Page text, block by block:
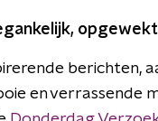
berichten,
en verrassende